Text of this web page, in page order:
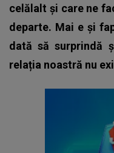
celălalt și care ne
departe. Mai e și
dată să surprindă
relația noastră nu